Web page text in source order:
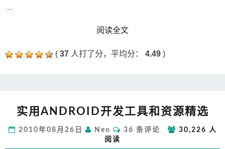
…
阅读全文READ MORE
( 37 人打了分，平均分： 4.49 )
用
开
发
实用ANDROID开发工具和资源精选
2010年08月26日 Neo
评
36 条评论
30,226 人
阅读